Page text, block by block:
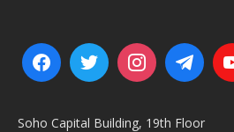
Soho Capital Building, 19th Floor